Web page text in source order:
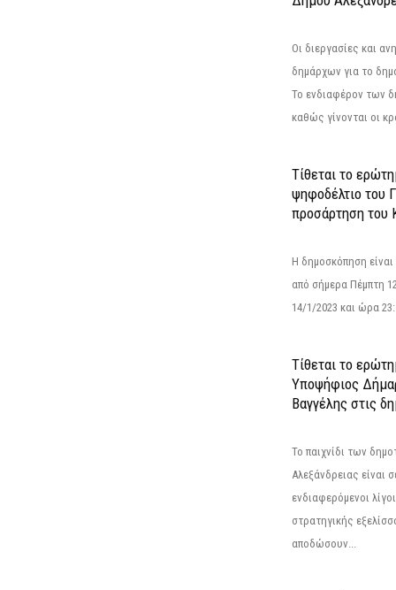
Οι διεργασίες και
δημάρχων για το
Το ενδιαφέρον των
καθώς γίνονται οι
Τίθεται το
ψηφοδέλτιο του
προσάρτηση του
Η δημοσκόπηση
από σήμερα Πέμπτη
14/1/2023 και ώρα
Τίθεται το
Υποψήφιος
Βαγγέλης στις
Το παιχνίδι των
Αλεξάνδρειας είναι
ενδιαφερόμενοι
στρατηγικής
αποδώσουν...